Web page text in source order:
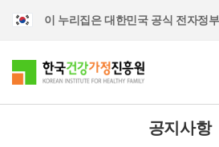
이 누리집은 대한민국 공식 전자정
공지사항